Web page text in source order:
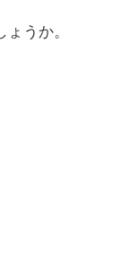
うか。